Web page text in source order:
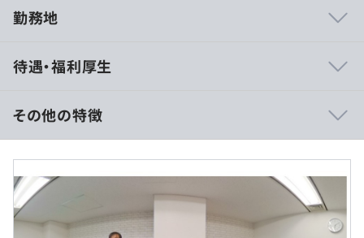
タマイズ案件）もあり、
・IT×新しい業界との掛け合わせにより、まだ世の中にな
い製品を作っていくことができます。
◆『ABookBiz』：社内コンテンツをタブレットやスマー
トフォンなどを使って、社外へ安全に持ち出すことができ
勤務地
待遇・福利厚生
・賃金形態：年俸制（年俸を12分割）
・賃金の決定方法：当社規定により決定
・月給：約33万〜50万円（固定残業代を含む）
・基本給：約29万～43万円
・固定残業代：20時間分、約4.3万～6.5万円（超過分は別
その他の特徴